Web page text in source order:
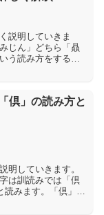
説明していきま
じん」どちら「贔
う読み方をするこ
倶」の読み方と
明していきます。
は訓読みでは「倶
読みます。「倶」の